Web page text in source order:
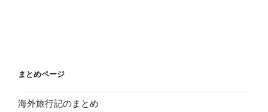
まとめページ
海外旅行記のまとめ